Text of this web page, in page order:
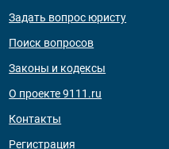
Задать вопрос юристу
Поиск вопросов
Законы и кодексы
О проекте 9111.ru
Контакты
Регистрация